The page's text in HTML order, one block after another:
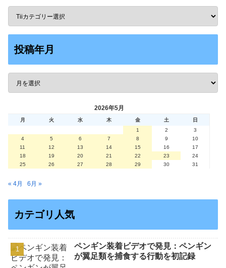
投稿年月
2026年5月
月 火 水 木 金 土
日
1
2
3
4
5 6 7 8 9
10
11
12 13 14 15 16
17
18
19 20 21 22 23
24
25
26 27 28 29 30 31
« 4月 6月 »
カテゴリ人気
ペンギン装着ビデオで発見：ペンギン
が翼足類を捕食する行動を初記録